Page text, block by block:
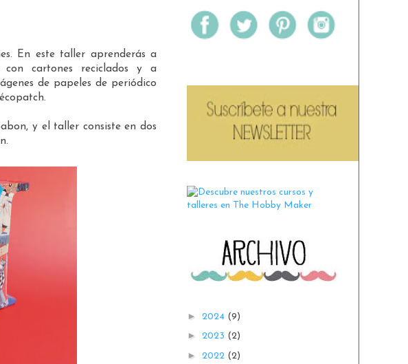
En este taller aprenderás a
cartones reciclados y a
de papeles de periódico
y el taller consiste en dos
► 2024 (9)
► 2023 (2)
► 2022 (2)